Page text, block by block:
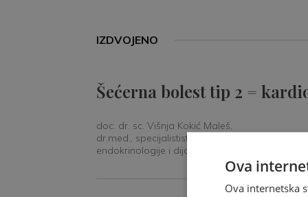
IZDVOJENO
Šećerna bolest tip 2 =
doc. dr. sc. Višnja Kokić Maleš,
dr.med., specijalististica
endokrinologije i dijabetologije
Ova
Ova internetska